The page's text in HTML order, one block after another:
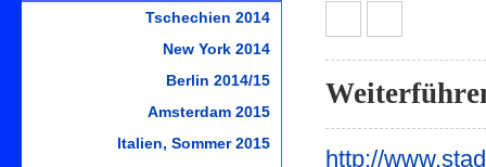
http://
Tschechien 2014
New York 2014
Berlin 2014/15
Amsterdam 2015
Italien, Sommer 2015